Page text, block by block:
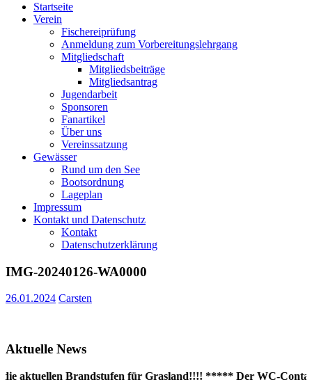
Startseite
Verein
Fischereiprüfung
Anmeldung zum Vorbereitungslehrgang
Mitgliedschaft
Mitgliedsbeiträge
Mitgliedsantrag
Jugendarbeit
Sponsoren
Fanartikel
Über uns
Vereinssatzung
Gewässer
Rund um den See
Bootsordnung
Lageplan
Impressum
Kontakt und Datenschutz
Kontakt
Datenschutzerklärung
IMG-20240126-WA0000
26.01.2024 Carsten
Aktuelle News
aktuellen Brandstufen für Grasland!!!! ***** Der WC-